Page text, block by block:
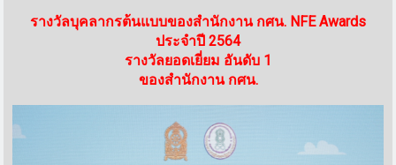
รางวัลบุคลากรต้นแบบของสำนักงาน กศน. NFE Awards
ประจำปี 2564
รางวัลยอดเยี่ยม อันดับ 1
ของสำนักงาน กศน.